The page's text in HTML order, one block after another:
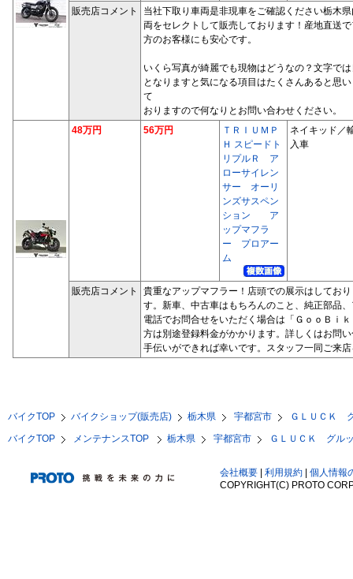
販売店コメント
当社下取り車両是非現車をご確認ください栃木
両をセレクトして販売しております！産地直送
方のお客様にも安心です。
いくら写真が綺麗でも現物はどうなの？文字で
となりますと気になる項目はたくさんあると思
て
おりますので何なりとお問い合わせください。
48万円
56万円
ＴＲＩＵＭＰ
Ｈ スピードト
リプルＲ ア
ローサイレン
サー オーリ
ンズサスペン
ション ア
ップマフラ
ー プロアー
ム
ネイキッド／
入車
販売店コメント
貴重なアップマフラー！店頭での展示はしてお
す。新車、中古車はもちろんのこと、純正部品
電話でお問合せをいただく場合は「ＧｏｏＢｉ
方は別途登録料金がかかります。詳しくはお問
手伝いができれば幸いです。スタッフ一同ご来
バイクTOP バイクショップ(販売店) 栃木県 宇都宮市
ＧＬＵＣＫ
バイクTOP
メンテナンスTOP 栃木県 宇都宮市 ＧＬＵＣＫ グル
会社概要 | 利用規約 | 個人情報
COPYRIGHT(C) PROTO